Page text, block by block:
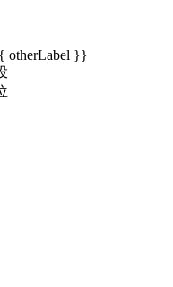
otherLabel }}